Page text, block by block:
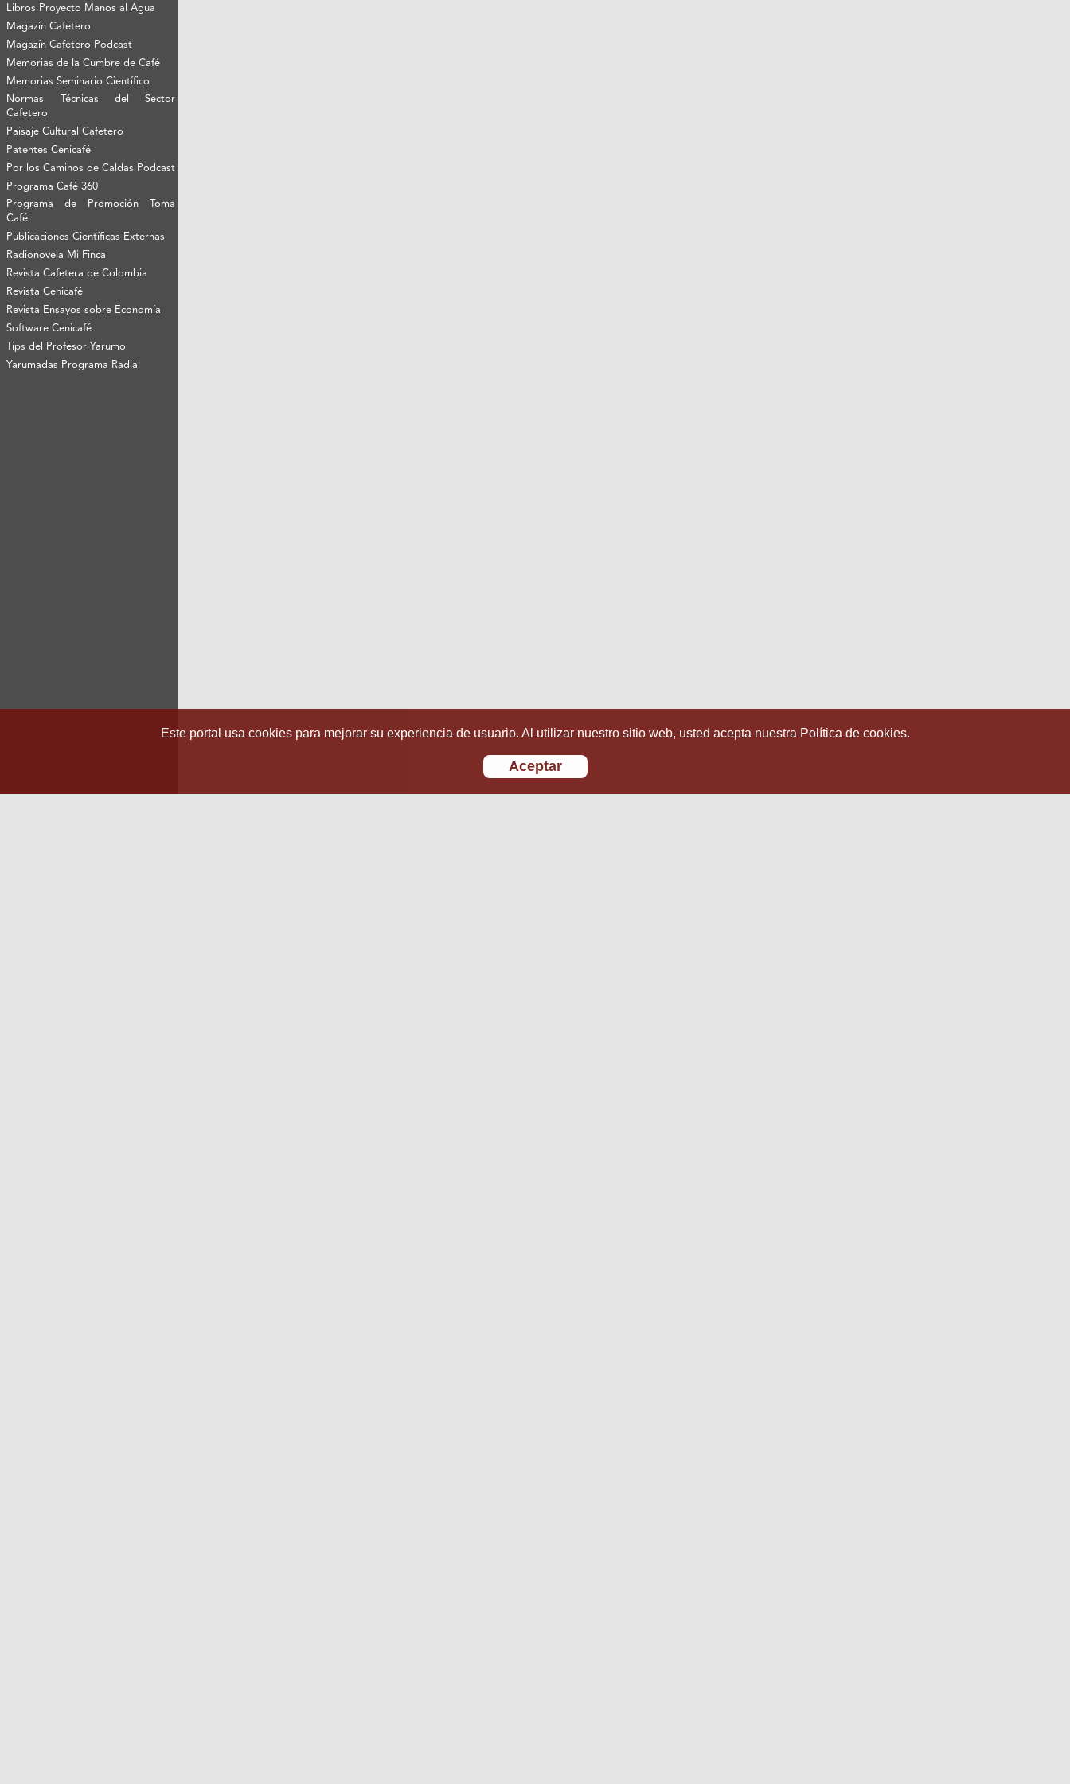
Libros Proyecto Manos al Agua
Magazín Cafetero
Magazín Cafetero Podcast
Memorias de la Cumbre de Café
Memorias Seminario Científico
Normas Técnicas del Sector
Cafetero
Paisaje Cultural Cafetero
Patentes Cenicafé
Por los Caminos de Caldas Podcast
Programa Café 360
Programa de Promoción Toma
Café
Publicaciones Científicas Externas
Radionovela Mi Finca
Revista Cafetera de Colombia
Revista Cenicafé
Revista Ensayos sobre Economía
Software Cenicafé
Tips del Profesor Yarumo
Yarumadas Programa Radial
Este portal usa cookies para mejorar su experiencia de usuario. Al utilizar nuestro sitio web, usted acepta nuestra Política de cookies.
Aceptar